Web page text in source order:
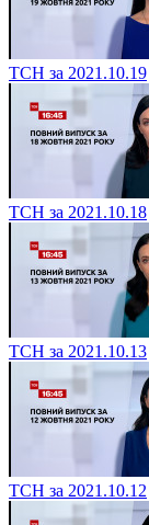
ТСН за 2021.10.19
ТСН за 2021.10.18
ТСН за 2021.10.13
ТСН за 2021.10.12